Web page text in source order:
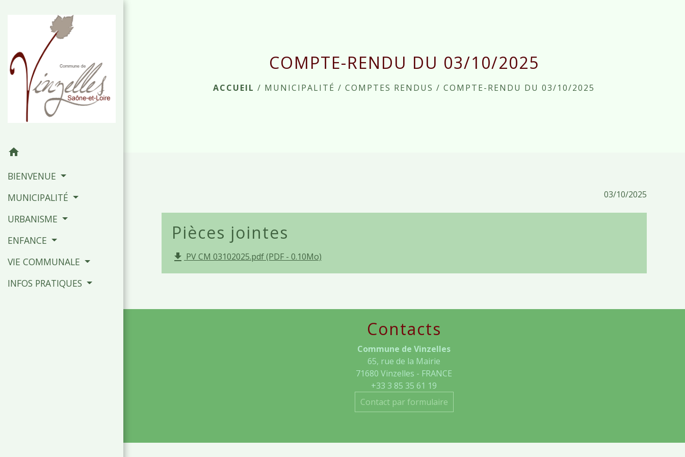
home
BIENVENUE
MUNICIPALITÉ
URBANISME
ENFANCE
VIE COMMUNALE
INFOS PRATIQUES
COMPTE-RENDU DU 03/10/2025
ACCUEIL / MUNICIPALITÉ /COMPTES RENDUS /COMPTE-RENDU DU 03/10/2025
03/10/2025
Pièces jointes
file_download PV CM 03102025.pdf (PDF - 0.10Mo)
Contacts
Commune de Vinzelles
65, rue de la Mairie
71680 Vinzelles - FRANCE
+33 3 85 35 61 19
Contact par formulaire